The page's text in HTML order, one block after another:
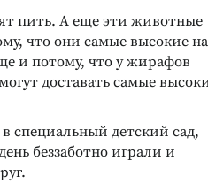
пить. А еще эти животные
что они самые высокие на
и потому, что у жирафов
доставать самые
специальный детский сад,
беззаботно играли и